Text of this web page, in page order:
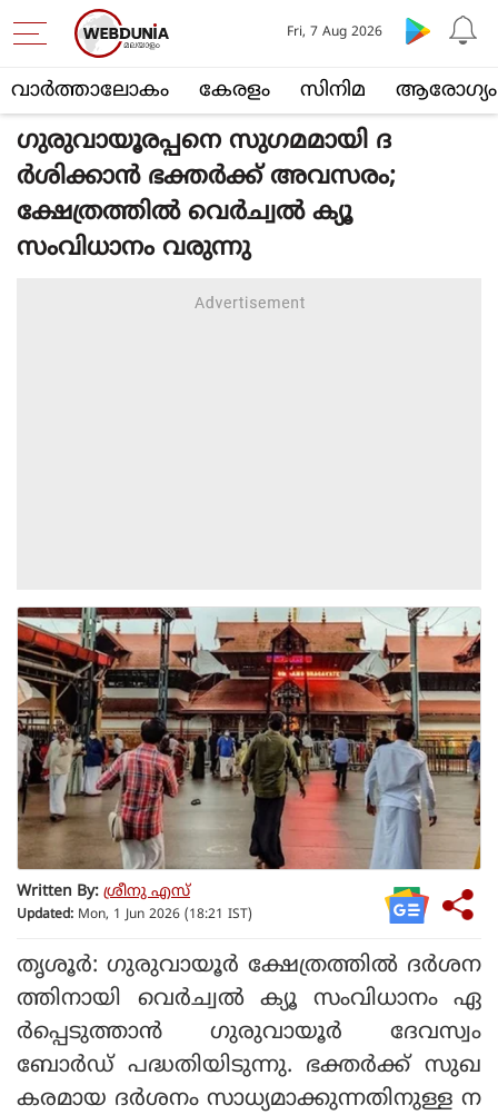
വാര്‍ത്താലോകം കേരളം സിനിമ ആരോഗ്യം
Fri, 7 Aug 2026
ഗുരുവായൂരപ്പനെ സുഗമമായി ദ
ര്‍ശിക്കാന്‍ ഭക്തര്‍ക്ക് അവസരം;
ക്ഷേത്രത്തില്‍ വെര്‍ച്വല്‍ ക്യൂ
സംവിധാനം വരുന്നു
Written By: ശ്രീനു എസ്
Updated: Mon, 1 Jun 2026 (18:21 IST)
തൃശൂര്‍: ഗുരുവായൂര്‍ ക്ഷേത്രത്തില്‍ ദര്‍ശന
ത്തിനായി വെര്‍ച്വല്‍ ക്യൂ സംവിധാനം ഏ
ര്‍പ്പെടുത്താന്‍ ഗുരുവായൂര്‍ ദേവസ്വം
ബോര്‍ഡ് പദ്ധതിയിടുന്നു. ഭക്തര്‍ക്ക് സുഖ
കരമായ ദര്‍ശനം സാധ്യമാക്കുന്നതിനുള്ള ന